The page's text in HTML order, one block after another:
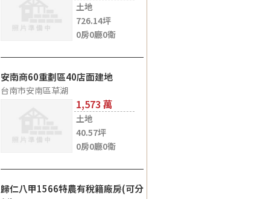
土地
726.14坪
0房0廳0衛
安南商60重劃區40店面建地
台南市安南區草湖
1,573
土地
40.57坪
0房0廳0衛
歸仁八甲1566特農有稅籍廠房(可分